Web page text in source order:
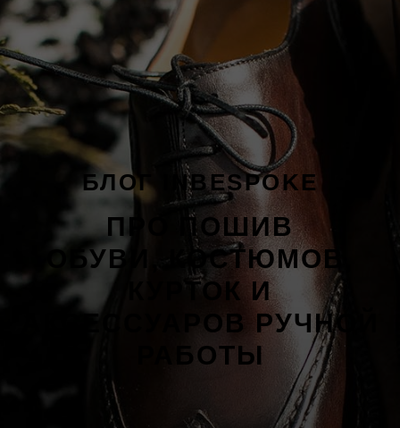
БЛОГ INBESPOKE
ПРО ПОШИВ
ОБУВИ, КОСТЮМОВ,
КУРТОК И
АКСЕССУАРОВ РУЧНОЙ
РАБОТЫ